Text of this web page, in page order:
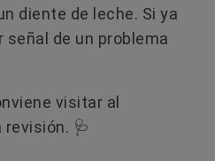
diente de leche. Si ya
señal de un problema
visitar al
🩺